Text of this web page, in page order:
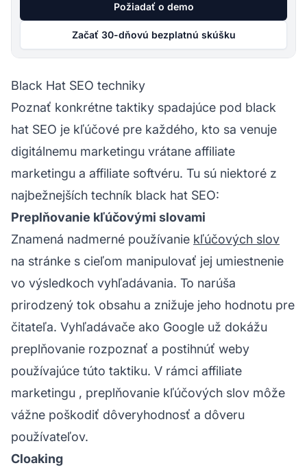
Požiadať o demo
Začať 30-dňovú bezplatnú skúšku
Black Hat SEO techniky
Poznať konkrétne taktiky spadajúce pod black
hat SEO je kľúčové pre každého, kto sa venuje
digitálnemu marketingu vrátane affiliate
marketingu a affiliate softvéru. Tu sú niektoré z
najbežnejších techník black hat SEO:
Preplňovanie kľúčovými slovami
Znamená nadmerné používanie kľúčových slov
na stránke s cieľom manipulovať jej umiestnenie
vo výsledkoch vyhľadávania. To narúša
prirodzený tok obsahu a znižuje jeho hodnotu pre
čitateľa. Vyhľadávače ako Google už dokážu
preplňovanie rozpoznať a postihnúť weby
používajúce túto taktiku. V rámci affiliate
marketingu , preplňovanie kľúčových slov môže
vážne poškodiť dôveryhodnosť a dôveru
používateľov.
Cloaking